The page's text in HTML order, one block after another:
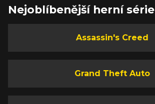
Nejoblíbenější herní série
Assassin's Creed
Grand Theft Auto